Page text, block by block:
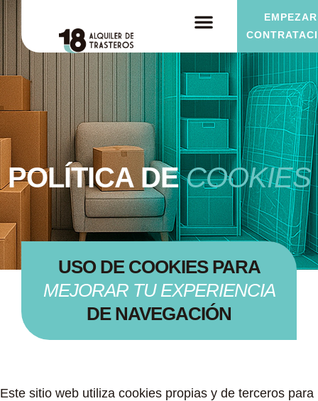
EMPEZAR
POLÍTICA DECOOKIES
USO DE COOKIES PARA
MEJORAR TU EXPERIENCIA
DE NAVEGACIÓN
Este sitio web utiliza cookies propias y de terceros para